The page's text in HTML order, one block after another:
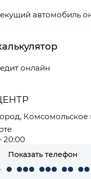
автомобиль
онлайн
Комсомольское
20:00
Показать телефон